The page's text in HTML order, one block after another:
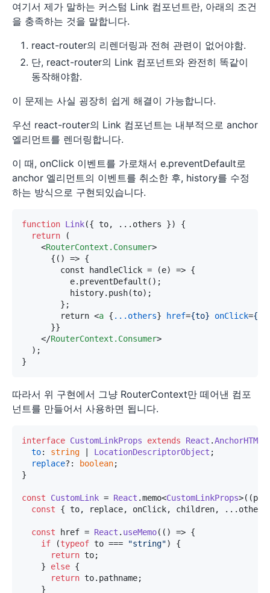
여기서 제가 말하는 커스텀 Link 컴포넌트란, 아래의 조건
을 충족하는 것을 말합니다.
react-router의 리렌더링과 전혀 관련이 없어야함.
단, react-router의 Link 컴포넌트와 완전히 똑같이
동작해야함.
이 문제는 사실 굉장히 쉽게 해결이 가능합니다.
우선 react-router의 Link 컴포넌트는 내부적으로 anchor
엘리먼트를 렌더링합니다.
이 때, onClick 이벤트를 가로채서 e.preventDefault로
anchor 엘리먼트의 이벤트를 취소한 후, history를 수정
하는 방식으로 구현되있습니다.
function Link({ to, ...others }) {
return (
<RouterContext.Consumer>
      {() => {
        const handleClick = (e) => {
          e.preventDefault();
          history.push(to);
        };
        return
<a { ...others} href={to} onClick=
      }}
</RouterContext.Consumer>
  );
따라서 위 구현에서 그냥 RouterContext만 떼어낸 컴포
넌트를 만들어서 사용하면 됩니다.
interface CustomLinkProps extends React .
to: string LocationDescriptorObject ;
replace?: boolean;
}
const CustomLink = React .memo<CustomLinkProps>( (
const { to, replace, onClick, children, ...others
const href = React . useMemo( () => {
if (typeof to === "string") {
return to;
    }
else {
return to. pathname;
    }